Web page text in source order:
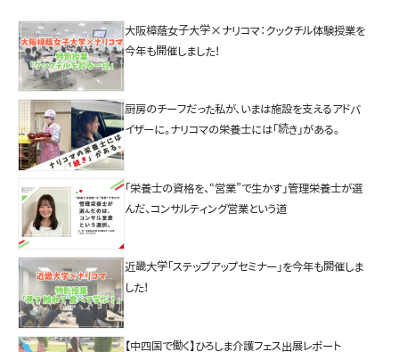
大阪樟蔭女子大学×ナリコマ：クックチル体験授業を
今年も開催しました！
厨房のチーフだった私が、いまは施設を支えるアドバ
イザーに。ナリコマの栄養士には「続き」がある。
「栄養士の資格を、“営業”で生かす」管理栄養士が選
んだ、コンサルティング営業という道
近畿大学「ステップアップセミナー」を今年も開催しま
した！
【中四国で働く】ひろしま介護フェス出展レポート